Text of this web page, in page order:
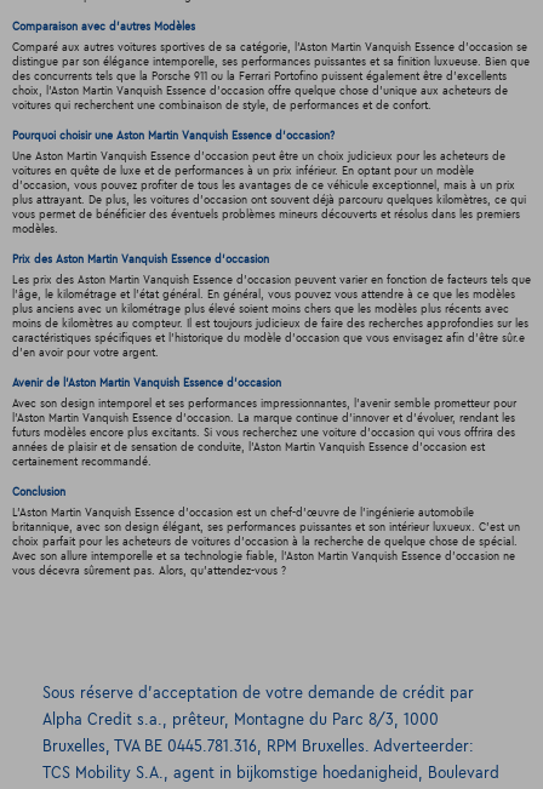
Comparaison avec d'autres Modèles
Comparé aux autres voitures sportives de sa catégorie, l'Aston Martin Vanquish Essence d'occasion se
distingue par son élégance intemporelle, ses performances puissantes et sa finition luxueuse. Bien que
des concurrents tels que la Porsche 911 ou la Ferrari Portofino puissent également être d'excellents
choix, l’Aston Martin Vanquish Essence d'occasion offre quelque chose d'unique aux acheteurs de
voitures qui recherchent une combinaison de style, de performances et de confort.
Pourquoi choisir une Aston Martin Vanquish Essence d'occasion?
Une Aston Martin Vanquish Essence d'occasion peut être un choix judicieux pour les acheteurs de
voitures en quête de luxe et de performances à un prix inférieur. En optant pour un modèle
d'occasion, vous pouvez profiter de tous les avantages de ce véhicule exceptionnel, mais à un prix
plus attrayant. De plus, les voitures d'occasion ont souvent déjà parcouru quelques kilomètres, ce qui
vous permet de bénéficier des éventuels problèmes mineurs découverts et résolus dans les premiers
modèles.
Prix des Aston Martin Vanquish Essence d'occasion
Les prix des Aston Martin Vanquish Essence d'occasion peuvent varier en fonction de facteurs tels que
l'âge, le kilométrage et l'état général. En général, vous pouvez vous attendre à ce que les modèles
plus anciens avec un kilométrage plus élevé soient moins chers que les modèles plus récents avec
moins de kilomètres au compteur. Il est toujours judicieux de faire des recherches approfondies sur les
caractéristiques spécifiques et l'historique du modèle d'occasion que vous envisagez afin d'être sûr.e
d'en avoir pour votre argent.
Avenir de l'Aston Martin Vanquish Essence d'occasion
Avec son design intemporel et ses performances impressionnantes, l'avenir semble prometteur pour
l'Aston Martin Vanquish Essence d'occasion. La marque continue d'innover et d'évoluer, rendant les
futurs modèles encore plus excitants. Si vous recherchez une voiture d'occasion qui vous offrira des
années de plaisir et de sensation de conduite, l’Aston Martin Vanquish Essence d'occasion est
certainement recommandé.
Conclusion
L'Aston Martin Vanquish Essence d'occasion est un chef-d'œuvre de l'ingénierie automobile
britannique, avec son design élégant, ses performances puissantes et son intérieur luxueux. C'est un
choix parfait pour les acheteurs de voitures d'occasion à la recherche de quelque chose de spécial.
Avec son allure intemporelle et sa technologie fiable, l’Aston Martin Vanquish Essence d'occasion ne
vous décevra sûrement pas. Alors, qu'attendez-vous ?
Sous réserve d’acceptation de votre demande de crédit par
Alpha Credit s.a., prêteur, Montagne du Parc 8/3, 1000
Bruxelles, TVA BE 0445.781.316, RPM Bruxelles. Adverteerder:
TCS Mobility S.A., agent in bijkomstige hoedanigheid, Boulevard